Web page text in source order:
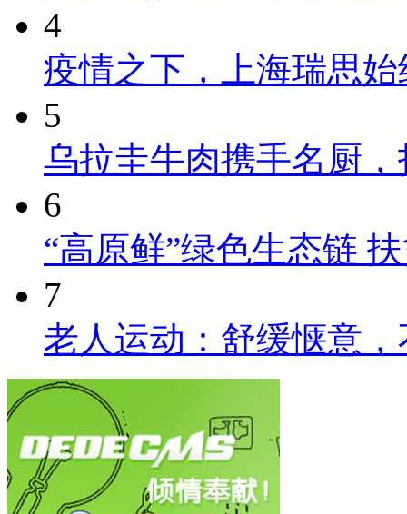
4
疫情之下，上海瑞思
5
乌拉圭牛肉携手名厨
6
“高原鲜”绿色生态链
7
老人运动：舒缓惬意